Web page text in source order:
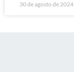
30 de agosto de 2024